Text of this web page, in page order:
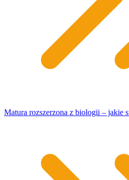
Matura rozszerzona z biologii – jakie